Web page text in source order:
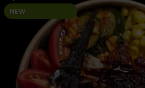
NEW